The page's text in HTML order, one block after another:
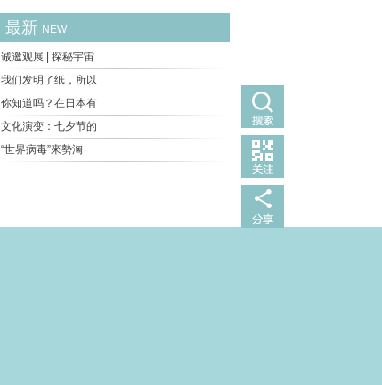
最新 NEW
诚邀观展 | 探秘宇宙
我们发明了纸，所以
你知道吗？在日本有
文化演变：七夕节的
“世界病毒”來勢洶